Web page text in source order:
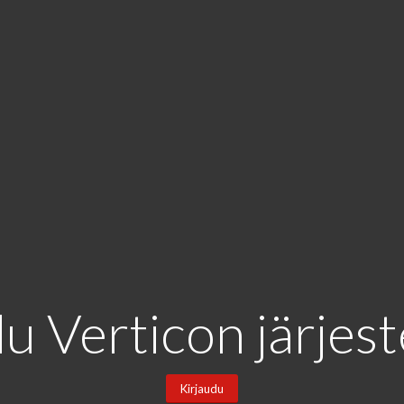
Verticon
Kirjaudu